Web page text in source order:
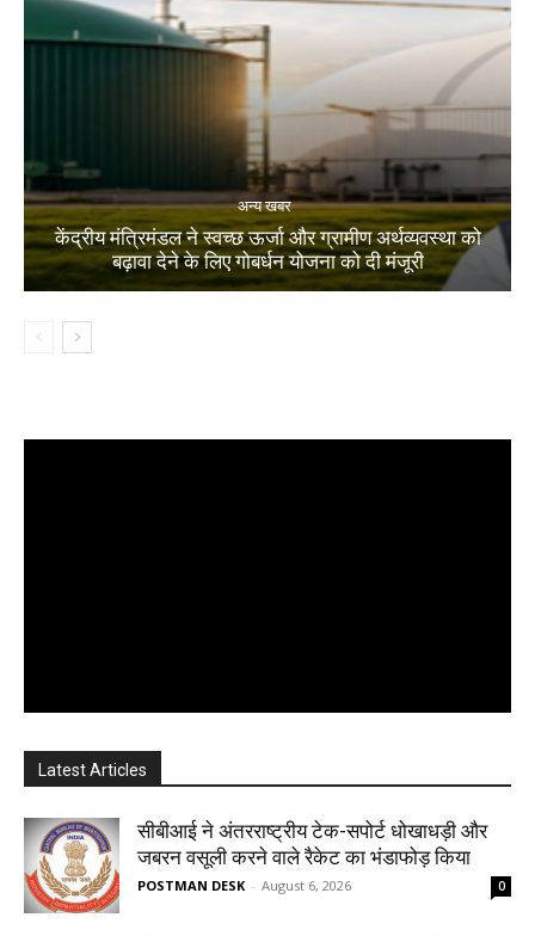
अन्य खबर
केंद्रीय मंत्रिमंडल ने स्वच्छ ऊर्जा और ग्रामीण अर्थव्यवस्था को
बढ़ावा देने के लिए गोबर्धन योजना को दी मंजूरी
Latest Articles
सीबीआई ने अंतरराष्ट्रीय टेक-सपोर्ट धोखाधड़ी और
जबरन वसूली करने वाले रैकेट का भंडाफोड़ किया
POSTMAN DESK - August 6, 2026 0